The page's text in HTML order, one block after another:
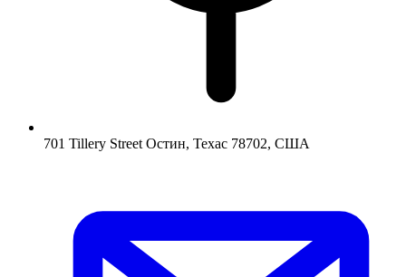
701 Tillery Street Остин, Техас 78702, США